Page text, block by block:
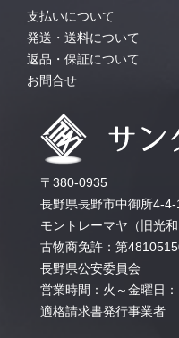
支払いについて
発送・送料について
返品・保証について
お問合せ
〒380-0935
長野県長野市中御所4-4-
モントレーマヤ（旧光
古物商免許：第
長野県公安委員会
営業時間：火～金曜日
適格請求書発行事業者